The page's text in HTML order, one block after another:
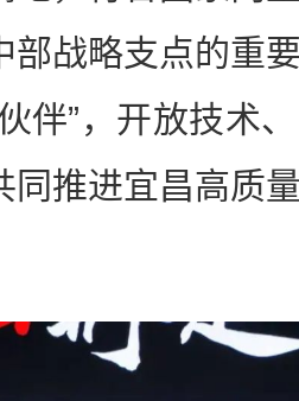
部战略支点的重
伴”，开放技术
同推进宜昌高质